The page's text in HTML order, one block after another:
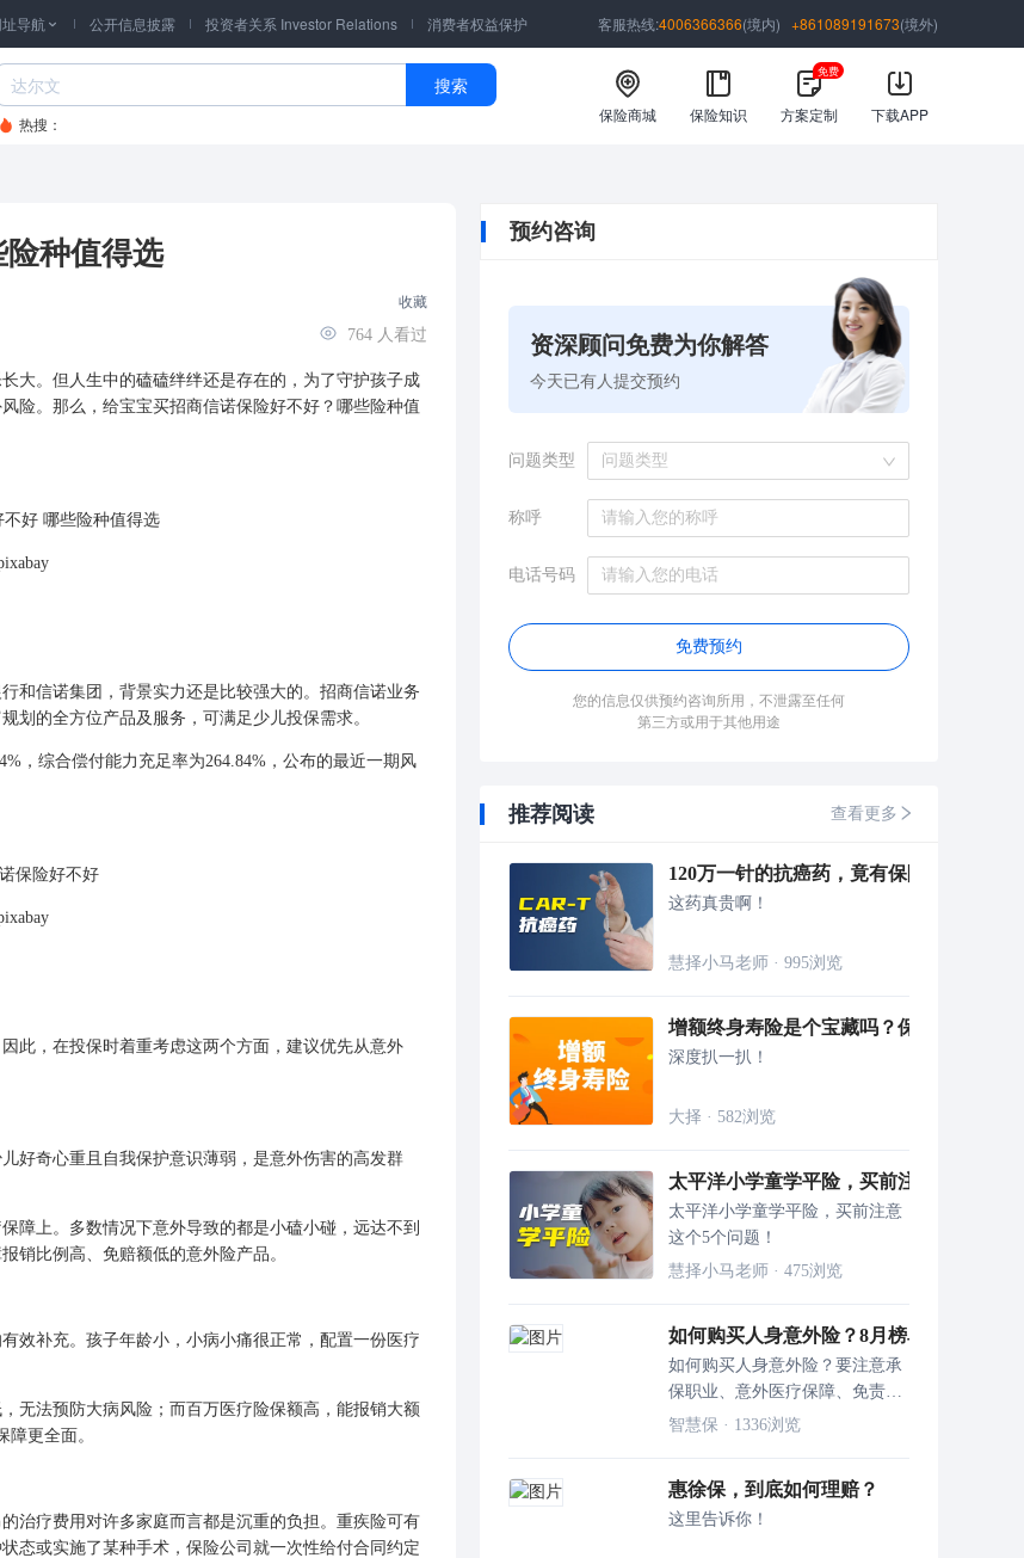
导航  公开信息披露 投资者关系 Investor Relations 消费者权益保护 客服热线:4006366366(境内) +861089191673(境外)
搜索
热搜： 保险商城 保险知识 方案定制
免费
下载APP
种值得选
收藏
764 人看过
。但人生中的磕磕绊绊还是存在的，为了守护孩子成
险。那么，给宝宝买招商信诺保险好不好？哪些险种值
信诺集团，背景实力还是比较强大的。招商信诺业务
划的全方位产品及服务，可满足少儿投保需求。
综合偿付能力充足率为264.84%，公布的最近一期风
，在投保时着重考虑这两个方面，建议优先从意外
奇心重且自我保护意识薄弱，是意外伤害的高发群
上。多数情况下意外导致的都是小磕小碰，远达不到
销比例高、免赔额低的意外险产品。
补充。孩子年龄小，小病小痛很正常，配置一份医疗
法预防大病风险；而百万医疗险保额高，能报销大额
更全面。
疗费用对许多家庭而言都是沉重的负担。重疾险可有
态或实施了某种手术，保险公司就一次性给付合同约定
预约咨询
资深顾问免费为你解答
今天已有人提交预约
问题类型 问题类型
称呼
电话号码
免费预约
您的信息仅供预约咨询所用，不泄露至任何
第三方或用于其他用途
推荐阅读 查看更多
120万一针的抗癌药，竟有保险可以报！
这药真贵啊！
慧择小马老师 · 995浏览
增额终身寿险是个宝藏吗？保单利益怎么
深度扒一扒！
大择 · 582浏览
太平洋小学童学平险，买前注意这个5个
太平洋小学童学平险，买前注意
这个5个问题！
慧择小马老师 · 475浏览
如何购买人身意外险？8月榜单来袭，买
如何购买人身意外险？要注意承
保职业、意外医疗保障、免责条
款等内容，多维度进行分析，按
智慧保 · 1336浏览
惠徐保，到底如何理赔？
这里告诉你！